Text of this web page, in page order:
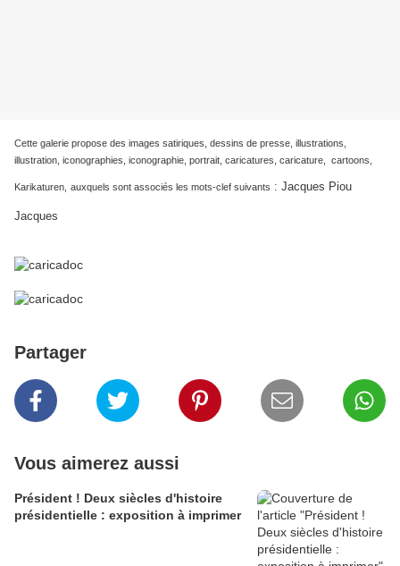
Cette galerie propose des images satiriques, dessins de presse, illustrations,
illustration, iconographies, iconographie, portrait, caricatures, caricature, cartoons,
Karikaturen, auxquels sont associés les mots-clef suivants : Jacques Piou
Jacques
Partager
Vous aimerez aussi
Président ! Deux siècles d'histoire
présidentielle : exposition à imprimer